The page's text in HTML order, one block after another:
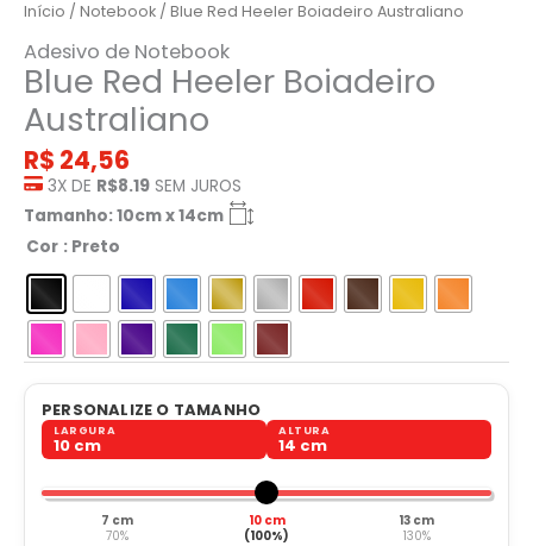
Início / Notebook / Blue Red Heeler Boiadeiro Australiano
Adesivo de Notebook
Blue Red Heeler Boiadeiro
Australiano
R$ 24,56
3X DE R$8.19 SEM JUROS
Tamanho: 10cm x 14cm
Cor : Preto
PERSONALIZE O TAMANHO
LARGURA
10 cm
ALTURA
14 cm
7 cm
70%
10 cm
(100%)
13 cm
130%